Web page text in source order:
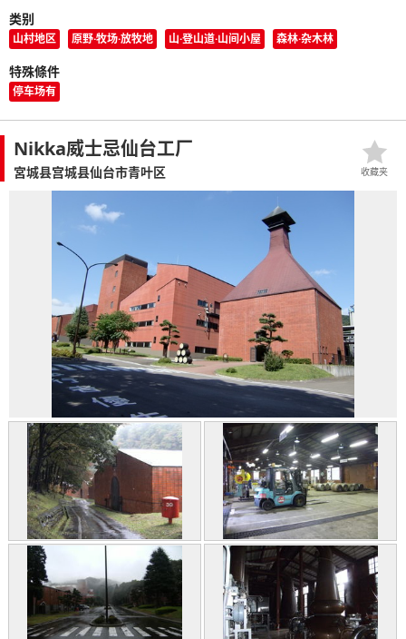
类别
山村地区 原野·牧场·放牧地 山·登山道·山间小屋 森林·杂木林
特殊條件
停车场有
Nikka威士忌仙台工厂
宮城县宫城县仙台市青叶区 收藏夹